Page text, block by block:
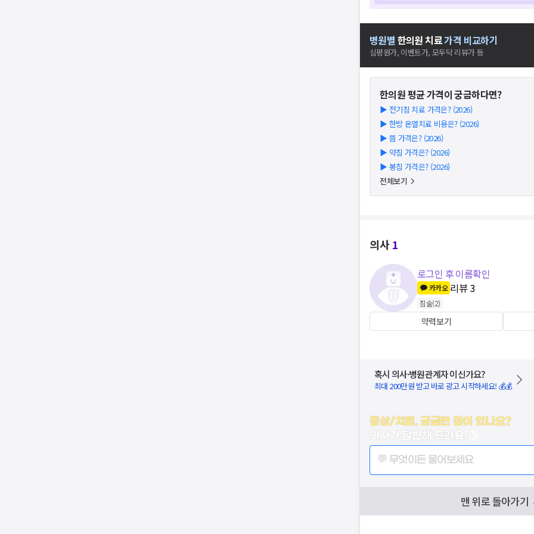
병원별 한의원치료가격 비교하기
심평원가, 이벤트가, 모두닥 리뷰가 등
한의원평균 가격이 궁금하다면?
▶ 전기침 치료 가격은? (2026)
▶ 한방 온열치료 비용은? (2026)
▶ 뜸 가격은? (2026)
▶ 약침 가격은? (2026)
▶ 봉침 가격은? (2026)
전체보기
의사1
로그인 후 이름확인
카카오 리뷰3
침술(2)
약력보기
혹시 의사·병원관계자 이신가요?
최대 200만원 받고 바로 광고 시작하세요! 💰💰
증상/치료, 궁금한 점이 있나요?
의사가 답변해 드려요!
💬 무엇이든 물어보세요
맨 위로 돌아가기